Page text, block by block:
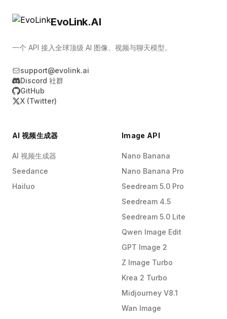
EvoLink.AI
一个 API 接入全球顶级 AI 图像、视频与聊天模型。
support@evolink.ai
Discord 社群
GitHub
X (Twitter)
AI 视频生成器
AI 视频生成器
Seedance
Hailuo
Image API
Nano Banana
Nano Banana Pro
Seedream 5.0 Pro
Seedream 4.5
Seedream 5.0 Lite
Qwen Image Edit
GPT Image 2
Z Image Turbo
Krea 2 Turbo
Midjourney V8.1
Wan Image